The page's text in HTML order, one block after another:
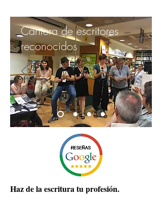
Cantera de escritores
reconocidos
Haz de la escritura tu profesión.